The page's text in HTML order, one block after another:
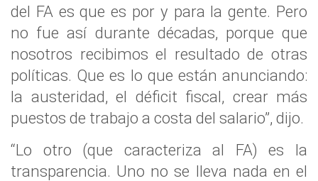
del FA es que es por y para la gente. Pero
no fue así durante décadas, porque que
nosotros recibimos el resultado de otras
políticas. Que es lo que están anunciando:
la austeridad, el déficit fiscal, crear más
puestos de trabajo a costa del salario”, dijo.
“Lo otro (que caracteriza al FA) es la
transparencia. Uno no se lleva nada en el